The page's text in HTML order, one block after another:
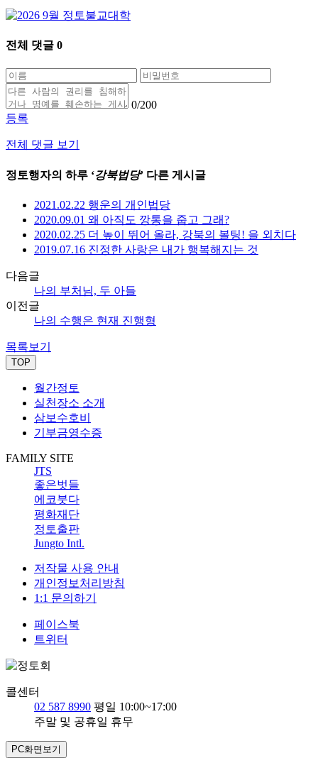
전체 댓글 0
0/200
등록
전체 댓글 보기
정토행자의 하루 ‘강북법당’ 다른 게시글
2021.02.22 행운의 개인법당
2020.09.01 왜 아직도 깡통을 줍고 그래?
2020.02.25 더 높이 뛰어 올라, 강북의 볼팅! 을 외치다
2019.07.16 진정한 사랑은 내가 행복해지는 것
다음글
나의 부처님, 두 아들
이전글
나의 수행은 현재 진행형
목록보기
TOP
월간정토
실천장소 소개
삼보수호비
기부금영수증
FAMILY SITE
JTS
좋은벗들
에코붓다
평화재단
정토출판
Jungto Intl.
저작물 사용 안내
개인정보처리방침
1:1 문의하기
페이스북
트위터
콜센터
02 587 8990 평일 10:00~17:00
주말 및 공휴일 휴무
PC화면보기